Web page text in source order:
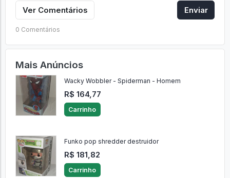
Ver Comentários Enviar
0 Comentários
Mais Anúncios
Wacky Wobbler - Spiderman - Homem
R$ 164,77
Carrinho
Funko pop shredder destruidor
R$ 181,82
Carrinho